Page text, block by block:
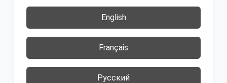
English
Français
Русский